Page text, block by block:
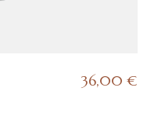
36,00 €